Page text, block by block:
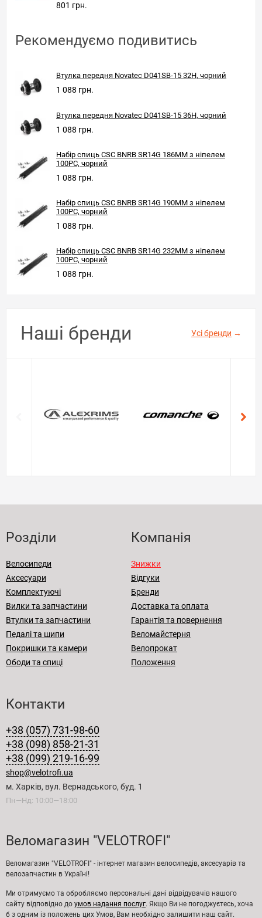
801 грн.
Рекомендуємо подивитись
Втулка передня Novatec D041SB-15 32H, чорний
1 088 грн.
Втулка передня Novatec D041SB-15 36H, чорний
1 088 грн.
Набір спиць CSC BNRB SR14G 186MM з ніпелем
100PC, чорний
1 088 грн.
Набір спиць CSC BNRB SR14G 190MM з ніпелем
100PC, чорний
1 088 грн.
Набір спиць CSC BNRB SR14G 232MM з ніпелем
100PC, чорний
1 088 грн.
Наші бренди Усі бренди →
Розділи
Велосипеди
Аксесуари
Комплектуючі
Вилки та запчастини
Втулки та запчастини
Педалі та шипи
Покришки та камери
Ободи та спиці
Компанія
Знижки
Відгуки
Бренди
Доставка та оплата
Гарантія та повернення
Веломайстерня
Велопрокат
Положення
Контакти
+38 (057) 731-98-60
+38 (098) 858-21-31
+38 (099) 219-16-99
shop@velotrofi.ua
м. Харків, вул. Вернадського, буд. 1
Пн—Нд: 10:00—18:00
Веломагазин "VELOTROFI"
Веломагазин "VELOTROFI" - інтернет магазин велосипедів, аксесуарів та
велозапчастин в Україні!
Ми отримуємо та обробляємо персональні дані відвідувачів нашого
сайту відповідно до умов надання послуг. Якщо Ви не погоджуєтесь, хоча
б з одним із положень цих Умов, Вам необхідно залишити наш сайт.